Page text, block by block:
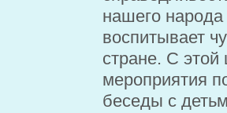
нашего
воспитывает
стране. С
мероприятия
беседы с